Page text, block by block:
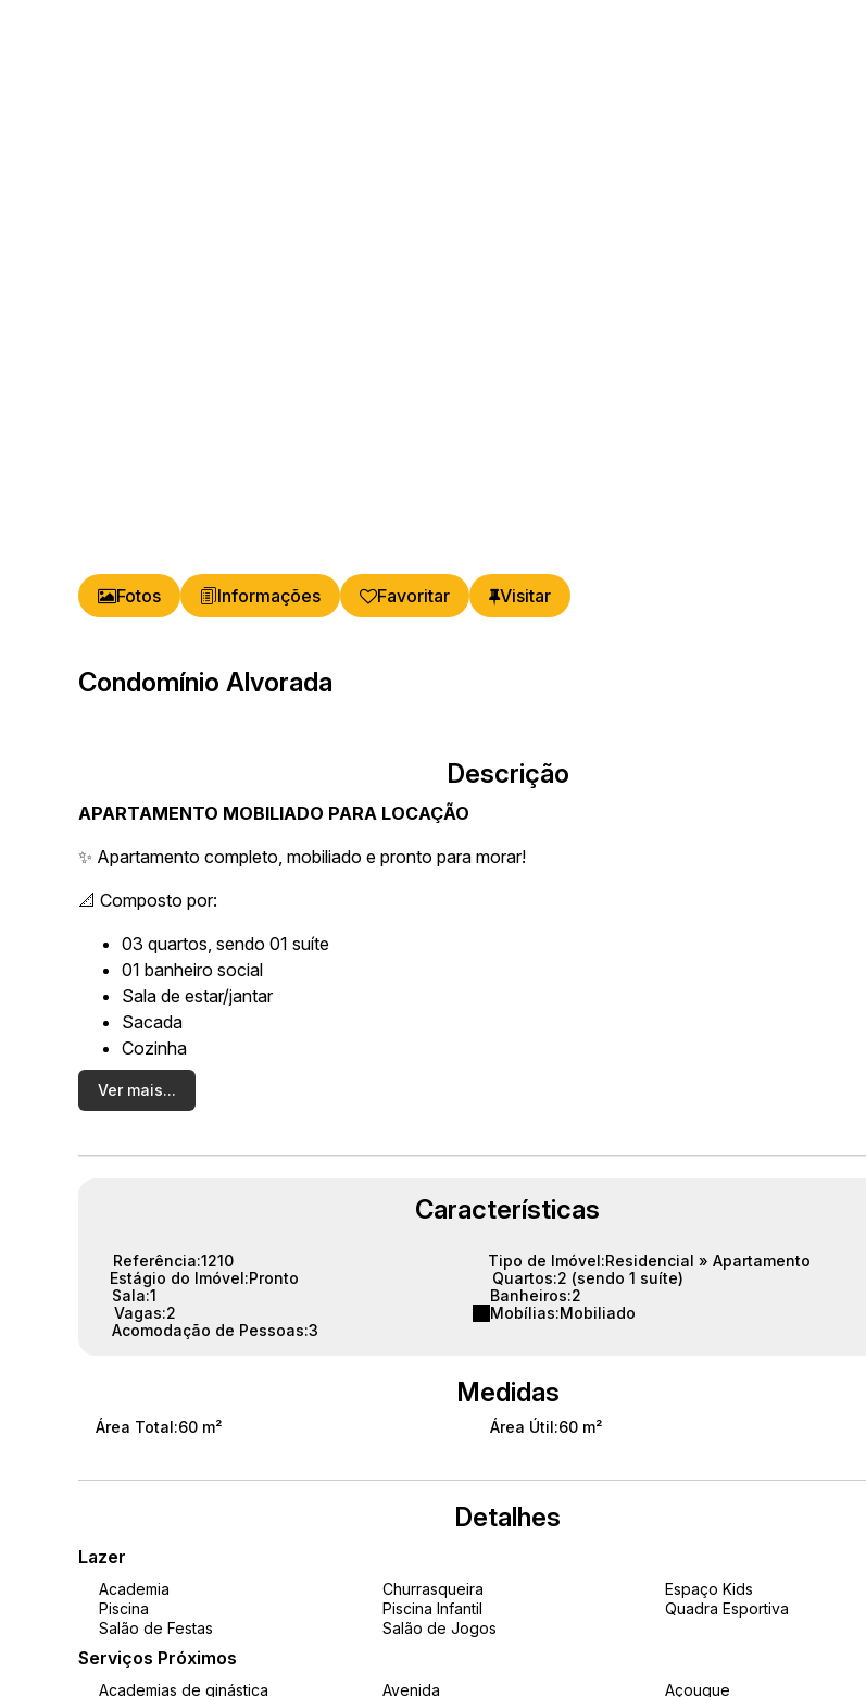
Fotos Favoritar
Condomínio Alvorada
Descrição
APARTAMENTO MOBILIADO PARA LOCAÇÃO
✨ Apartamento completo, mobiliado e pronto para morar!
📐 Composto por:
03 quartos, sendo 01 suíte
01 banheiro social
Sala de estar/jantar
Sacada
Cozinha
02 vagas de garagem
💡 Todos os lustres instalados no apartamento.
Suíte:
Televisão
Ar-condicionado
Quartos:
Sala:
Sofá
Aparador
Ar-condicionado
Cortina
Fechadura digital
Banheiros (02):
Ver mais...
Características
Referência:1210 Tipo de Imóvel:Residencial » Apartamento
Estágio do Imóvel:Pronto Quartos:2 (sendo 1 suíte)
Sala:1 Banheiros:2
Vagas:2 Mobílias:Mobiliado
Acomodação de Pessoas:3
Medidas
Área Total:60 m² Área Útil:60 m²
Detalhes
Lazer
Academia Churrasqueira
Espaço Kids
Piscina
Piscina Infantil
Quadra Esportiva
Salão de Festas
Salão de Jogos
Serviços Próximos
Academias de ginástica Avenida
Açougue